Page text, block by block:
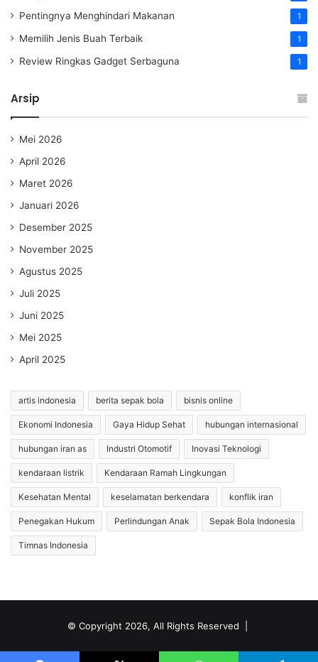
Pentingnya Menghindari Makanan 1
Memilih Jenis Buah Terbaik 1
Review Ringkas Gadget Serbaguna 1
Arsip
Mei 2026
April 2026
Maret 2026
Januari 2026
Desember 2025
November 2025
Agustus 2025
Juli 2025
Juni 2025
Mei 2025
April 2025
artis indonesia berita sepak bola bisnis online
Ekonomi Indonesia Gaya Hidup Sehat hubungan internasional
hubungan iran as Industri Otomotif Inovasi Teknologi
kendaraan listrik Kendaraan Ramah Lingkungan
Kesehatan Mental keselamatan berkendara konflik iran
Penegakan Hukum Perlindungan Anak Sepak Bola Indonesia
Timnas Indonesia
© Copyright 2026, All Rights Reserved |